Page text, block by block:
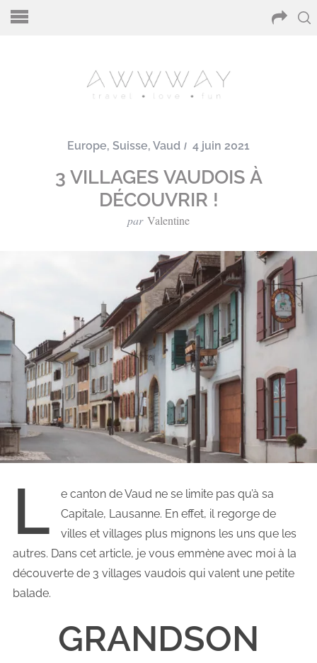
Europe, Suisse, Vaud 4 juin 2021
3 VILLAGES VAUDOIS À
DÉCOUVRIR !
par Valentine
L
e canton de Vaud ne se limite pas qu’à sa
Capitale, Lausanne. En effet, il regorge de
villes et villages plus mignons les uns que les
autres. Dans cet article, je vous emmène avec moi à la
découverte de 3 villages vaudois qui valent une petite
balade.
GRANDSON